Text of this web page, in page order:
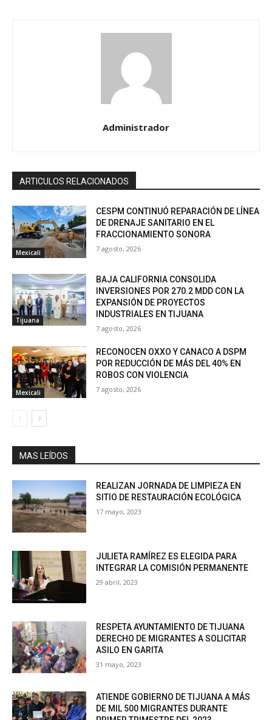
Administrador
ARTICULOS RELACIONADOS
Mexicali
CESPM CONTINUÓ REPARACIÓN DE LÍNEA
DE DRENAJE SANITARIO EN EL
FRACCIONAMIENTO SONORA
7 agosto, 2026
Tijuana
BAJA CALIFORNIA CONSOLIDA
INVERSIONES POR 270.2 MDD CON LA
EXPANSIÓN DE PROYECTOS
INDUSTRIALES EN TIJUANA
7 agosto, 2026
Mexicali
RECONOCEN OXXO Y CANACO A DSPM
POR REDUCCIÓN DE MÁS DEL 40% EN
ROBOS CON VIOLENCIA
7 agosto, 2026
MAS LEÍDOS
REALIZAN JORNADA DE LIMPIEZA EN
SITIO DE RESTAURACIÓN ECOLÓGICA
17 mayo, 2023
JULIETA RAMÍREZ ES ELEGIDA PARA
INTEGRAR LA COMISIÓN PERMANENTE
29 abril, 2023
RESPETA AYUNTAMIENTO DE TIJUANA
DERECHO DE MIGRANTES A SOLICITAR
ASILO EN GARITA
31 mayo, 2023
ATIENDE GOBIERNO DE TIJUANA A MÁS
DE MIL 500 MIGRANTES DURANTE